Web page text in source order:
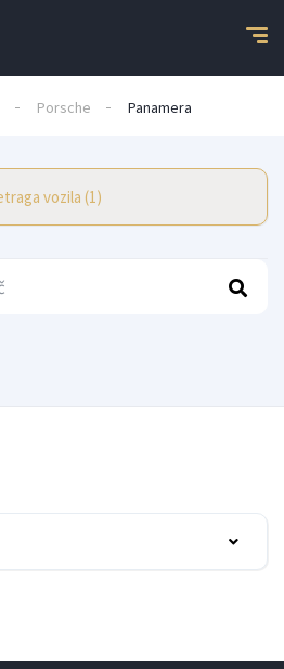
Porsche Panamera
Pretraga vozila (1)